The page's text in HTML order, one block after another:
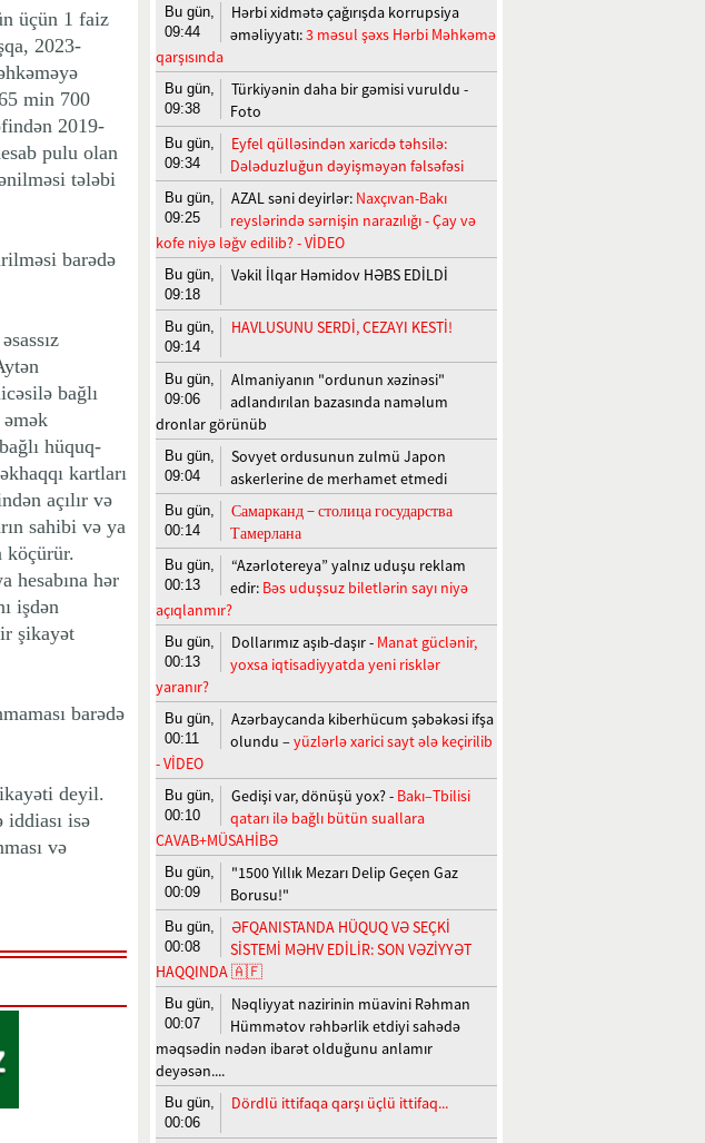
üçün 1 faiz
2023-
min 700
2019-
pulu olan
tələbi
barədə
bağlı
hüquq-
kartları
açılır və
sahibi və ya
köçürür.
hesabına hər
işdən
şikayət
barədə
deyil.
isə
və
Bu gün,
09:44
Hərbi xidmətə çağırışda korrupsiya
əməliyyatı:3 məsul şəxs Hərbi Məhkəmə
qarşısında
Bu gün,
09:38
Türkiyənin daha bir gəmisi vuruldu -
Foto
Bu gün,
09:34
Eyfel qülləsindən xaricdə təhsilə:
Dələduzluğun dəyişməyən fəlsəfəsi
Bu gün,
09:25
AZAL səni deyirlər: Naxçıvan-Bakı
reyslərində sərnişin narazılığı - Çay və
kofe niyə ləğv edilib? - VİDEO
Bu gün,
09:18
Vəkil İlqar Həmidov HƏBS EDİLDİ
Bu gün,
09:14
HAVLUSUNU SERDİ, CEZAYI KESTİ!
Bu gün,
09:06
Almaniyanın "ordunun xəzinəsi"
adlandırılan bazasında naməlum
dronlar görünüb
Bu gün,
09:04
Sovyet ordusunun zulmü Japon
askerlerine de merhamet etmedi
Bu gün,
00:14
Самарканд − столица государства
Тамерлана
Bu gün,
00:13
“Azərlotereya” yalnız uduşu reklam
edir: Bəs uduşsuz biletlərin sayı niyə
açıqlanmır?
Bu gün,
00:13
Dollarımız aşıb-daşır - Manat güclənir,
yoxsa iqtisadiyyatda yeni risklər
yaranır?
Bu gün,
00:11
Azərbaycanda kiberhücum şəbəkəsi ifşa
olundu –yüzlərlə xarici sayt ələ keçirilib
- VİDEO
Bu gün,
00:10
Gedişi var, dönüşü yox? - Bakı–Tbilisi
qatarı ilə bağlı bütün suallara
CAVAB+MÜSAHİBƏ
Bu gün,
00:09
"1500 Yıllık Mezarı Delip Geçen Gaz
Borusu!"
Bu gün,
00:08
ƏFQANISTANDA HÜQUQ VƏ SEÇKİ
SİSTEMİ MƏHV EDİLİR: SON VƏZİYYƏT
HAQQINDA 🇦🇫
Bu gün,
00:07
Nəqliyyat nazirinin müavini Rəhman
Hümmətov rəhbərlik etdiyi sahədə
məqsədin nədən ibarət olduğunu anlamır
deyəsən....
Bu gün,
00:06
Dördlü ittifaqa qarşı üçlü ittifaq...